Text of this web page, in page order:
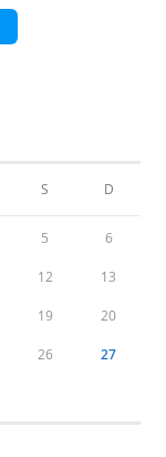
S D
5 6
12 13
19 20
26 27